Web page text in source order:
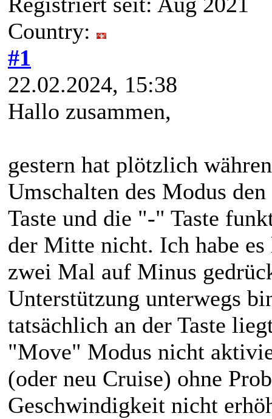
Country:
#1
22.02.2024, 15:38
Hallo zusammen,
gestern hat plötzlich
Umschalten des Modus
Taste und die "-" Taste
der Mitte nicht. Ich habe
zwei Mal auf Minus
Unterstützung unterwegs
tatsächlich an der Taste
"Move" Modus nicht
(oder neu Cruise) ohne
Geschwindigkeit nicht